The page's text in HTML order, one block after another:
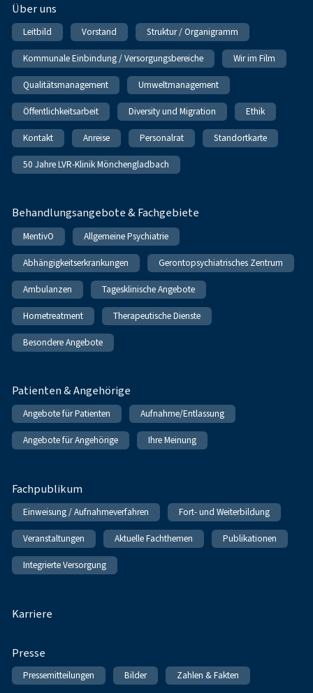
Über uns
Leitbild Vorstand Struktur / Organigramm
Kommunale Einbindung / Versorgungsbereiche Wir im Film
Qualitätsmanagement Umweltmanagement
Öffentlichkeitsarbeit Diversity und Migration Ethik
Kontakt Anreise Personalrat Standortkarte
50 Jahre LVR-Klinik Mönchengladbach
Behandlungsangebote & Fachgebiete
MentivO Allgemeine Psychiatrie
Abhängigkeitserkrankungen Gerontopsychiatrisches Zentrum
Ambulanzen Tagesklinische Angebote
Hometreatment Therapeutische Dienste
Besondere Angebote
Patienten & Angehörige
Angebote für Patienten Aufnahme/Entlassung
Angebote für Angehörige Ihre Meinung
Fachpublikum
Einweisung / Aufnahmeverfahren Fort- und Weiterbildung
Veranstaltungen Aktuelle Fachthemen Publikationen
Integrierte Versorgung
Karriere
Presse
Pressemitteilungen Bilder Zahlen & Fakten